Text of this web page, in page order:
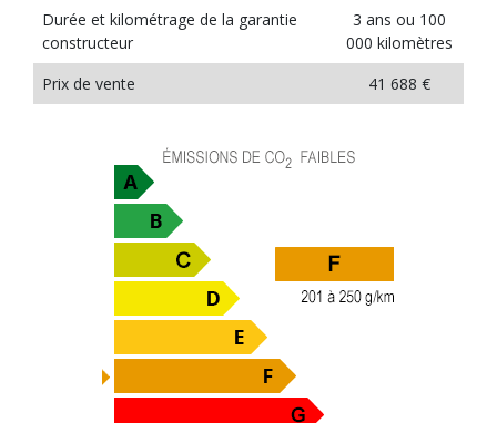
Durée et kilométrage de la garantie
constructeur
3 ans ou 100
000 kilomètres
Prix de vente
41 688 €